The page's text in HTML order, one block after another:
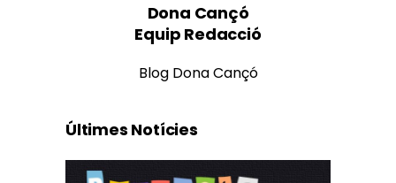
Dona Cançó
Equip Redacció
Blog Dona Cançó
Últimes Notícies